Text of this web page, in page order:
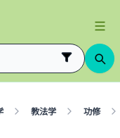
教法学 功修